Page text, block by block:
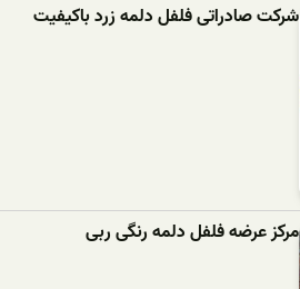
شرکت صادراتی فلفل دلمه زرد باکیفیت
مرکز عرضه فلفل دلمه رنگی ربی